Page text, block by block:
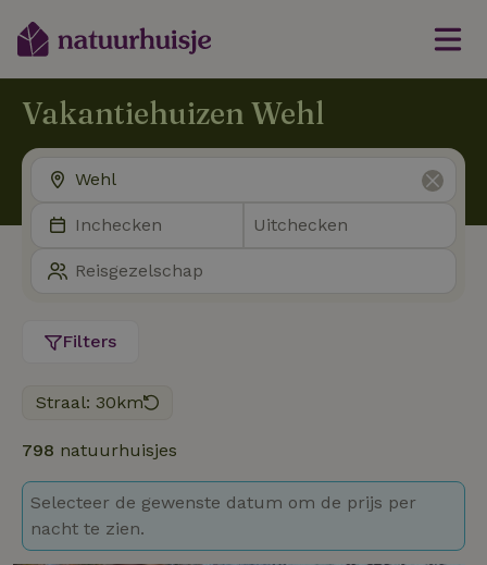
Vakantiehuizen Wehl
Filters
Straal: 30km
798 natuurhuisjes
Selecteer de gewenste datum om de prijs per
nacht te zien.